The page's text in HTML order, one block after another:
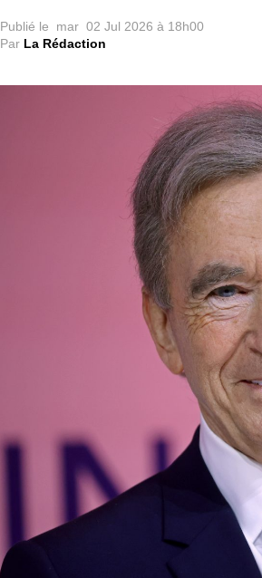
Publié le mar 02 Jul 2026 à 18h00
Par La Rédaction